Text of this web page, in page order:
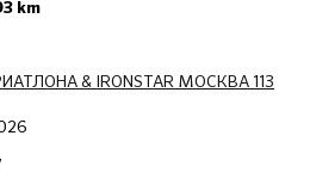
km
& IRONSTAR МОСКВА 113